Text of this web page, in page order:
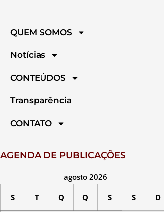
QUEM SOMOS
Notícias
CONTEÚDOS
Transparência
CONTATO
AGENDA DE PUBLICAÇÕES
agosto 2026
S T Q Q S S D